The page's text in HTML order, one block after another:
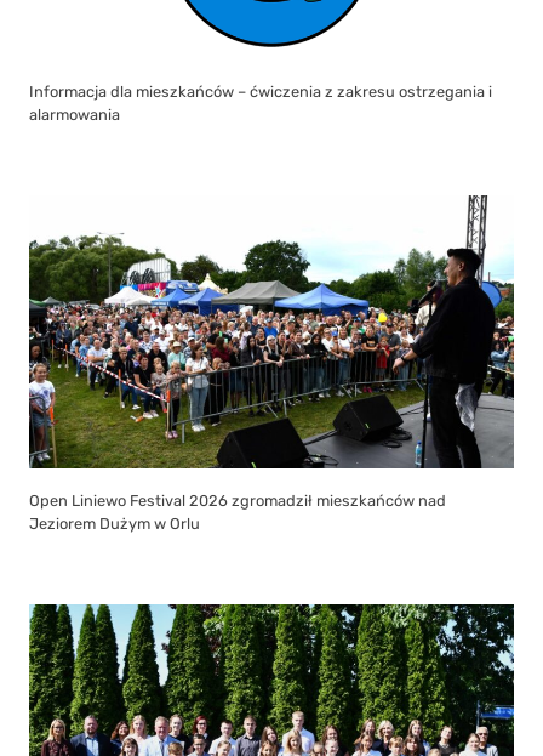
Informacja dla mieszkańców – ćwiczenia z zakresu ostrzegania i
alarmowania
Open Liniewo Festival 2026 zgromadził mieszkańców nad
Jeziorem Dużym w Orlu